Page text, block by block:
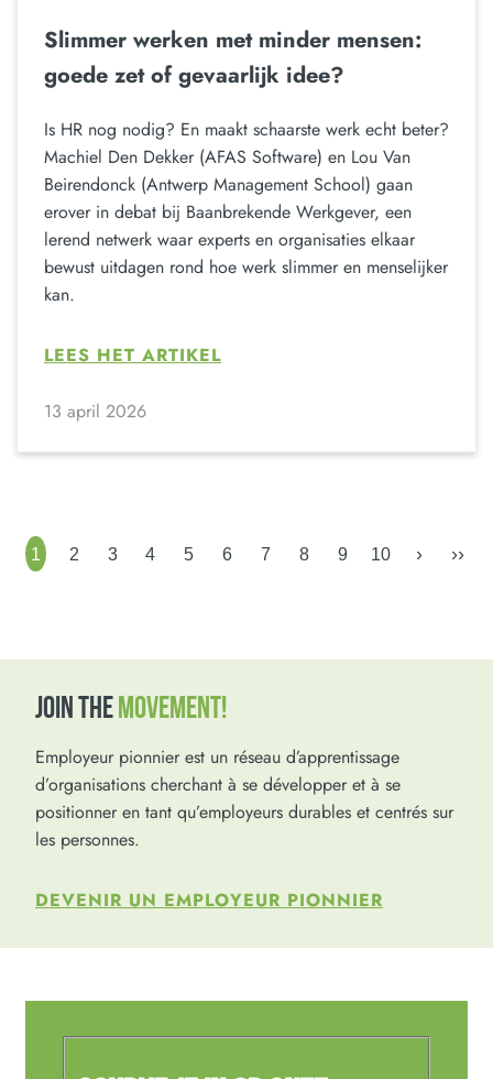
Slimmer werken met minder mensen:
goede zet of gevaarlijk idee?
Is HR nog nodig? En maakt schaarste werk echt beter?
Machiel Den Dekker (AFAS Software) en Lou Van
Beirendonck (Antwerp Management School) gaan
erover in debat bij Baanbrekende Werkgever, een
lerend netwerk waar experts en organisaties elkaar
bewust uitdagen rond hoe werk slimmer en menselijker
kan.
LEES HET ARTIKEL
13 april 2026
1 2 3 4 5 6 7 8 9 10 › ››
JOIN THEMOVEMENT!
Employeur pionnier est un réseau d’apprentissage
d’organisations cherchant à se développer et à se
positionner en tant qu’employeurs durables et centrés sur
les personnes.
DEVENIR UN EMPLOYEUR PIONNIER